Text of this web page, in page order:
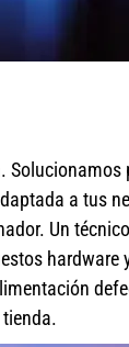
a tus
Un
hardware